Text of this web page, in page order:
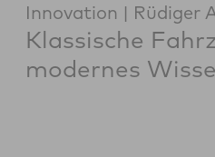
Innovation
Rüdiger
Klassische
modernes